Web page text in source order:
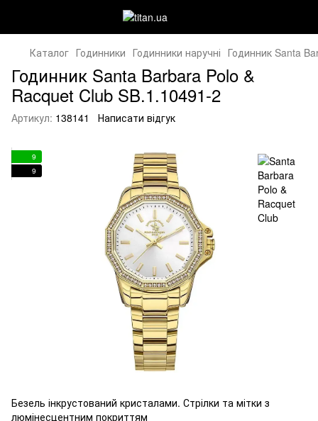
Каталог Годинники Годинники наручні Годинник Santa
Годинник Santa Barbara Polo &
Racquet Club SB.1.10491-2
Артикул: 138141 Написати відгук
9
9
Безель інкрустований кристалами. Стрілки та мітки з
люмінесцентним покриттям